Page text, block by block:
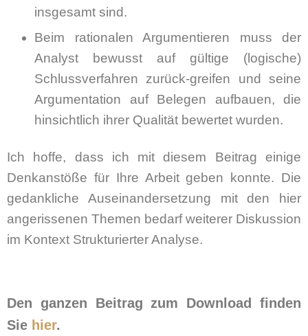
insgesamt sind.
Beim rationalen Argumentieren muss der
Analyst bewusst auf gültige (logische)
Schlussverfahren zurück-greifen und seine
Argumentation auf Belegen aufbauen, die
hinsichtlich ihrer Qualität bewertet wurden.
Ich hoffe, dass ich mit diesem Beitrag einige
Denkanstöße für Ihre Arbeit geben konnte. Die
gedankliche Auseinandersetzung mit den hier
angerissenen Themen bedarf weiterer Diskussion
im Kontext Strukturierter Analyse.
Den ganzen Beitrag zum Download finden
Sie hier.